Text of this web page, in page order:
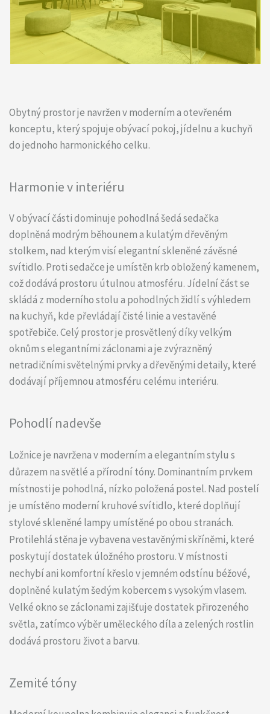
Obytný prostor je navržen v moderním a otevřeném
konceptu, který spojuje obývací pokoj, jídelnu a kuchyň
do jednoho harmonického celku.
Harmonie v interiéru
V obývací části dominuje pohodlná šedá sedačka
doplněná modrým běhounem a kulatým dřevěným
stolkem, nad kterým visí elegantní skleněné závěsné
svítidlo. Proti sedačce je umístěn krb obložený kamenem,
což dodává prostoru útulnou atmosféru. Jídelní část se
skládá z moderního stolu a pohodlných židlí s výhledem
na kuchyň, kde převládají čisté linie a vestavěné
spotřebiče. Celý prostor je prosvětlený díky velkým
oknům s elegantními záclonami a je zvýrazněný
netradičními světelnými prvky a dřevěnými detaily, které
dodávají příjemnou atmosféru celému interiéru.
Pohodlí nadevše
Ložnice je navržena v moderním a elegantním stylu s
důrazem na světlé a přírodní tóny. Dominantním prvkem
místnosti je pohodlná, nízko položená postel. Nad postelí
je umístěno moderní kruhové svítidlo, které doplňují
stylové skleněné lampy umístěné po obou stranách.
Protilehlá stěna je vybavena vestavěnými skříněmi, které
poskytují dostatek úložného prostoru. V místnosti
nechybí ani komfortní křeslo v jemném odstínu béžové,
doplněné kulatým šedým kobercem s vysokým vlasem.
Velké okno se záclonami zajišťuje dostatek přirozeného
světla, zatímco výběr uměleckého díla a zelených rostlin
dodává prostoru život a barvu.
Zemité tóny